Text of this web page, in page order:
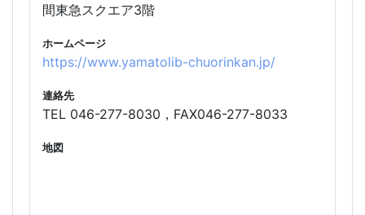
間東急スクエア3階
ホームページ
https://www.yamatolib-chuorinkan.jp/
連絡先
TEL 046-277-8030，FAX046-277-8033
地図